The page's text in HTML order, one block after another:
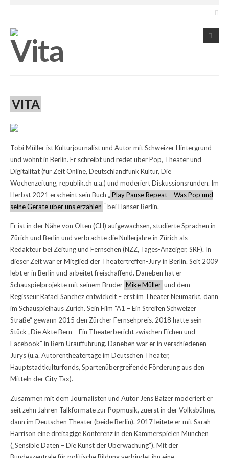
VITA
Tobi Müller ist Kulturjournalist und Autor mit Schweizer Hintergrund
und wohnt in Berlin. Er schreibt und redet über Pop, Theater und
Digitalität (für Zeit Online, Deutschlandfunk Kultur, Die
Wochenzeitung, republik.ch u.a.) und moderiert Diskussionsrunden. Im
Herbst 2021 erscheint sein Buch „ Play Pause Repeat – Was Pop und
seine Geräte über uns erzählen “ bei Hanser Berlin.
Er ist in der Nähe von Olten (CH) aufgewachsen, studierte Sprachen in
Zürich und Berlin und verbrachte die Nullerjahre in Zürich als
Redakteur bei Zeitung und Fernsehen (NZZ, Tages-Anzeiger, SRF). In
dieser Zeit war er Mitglied der Theatertreffen-Jury in Berlin. Seit 2009
lebt er in Berlin und arbeitet freischaffend. Daneben hat er
Schauspielprojekte mit seinem Bruder Mike Müller und dem
Regisseur Rafael Sanchez entwickelt – erst im Theater Neumarkt, dann
im Schauspielhaus Zürich. Sein Film “A1 – Ein Streifen Schweizer
Straße“ gewann 2015 den Zürcher Fernsehpreis. 2018 hatte sein
Stück „Die Akte Bern – Ein Theaterbericht zwischen Fichen und
Facebook“ in Bern Uraufführung. Daneben war er in verschiedenen
Jurys (u.a. Autorentheatertage im Deutschen Theater,
Hauptstadtkulturfonds, Spartenübergreifende Förderung aus den
Mitteln der City Tax).
Zusammen mit dem Journalisten und Autor Jens Balzer moderiert er
seit zehn Jahren Talkformate zur Popmusik, zuerst in der Volksbühne,
dann im Deutschen Theater (beide Berlin). 2017 leitete er mit Sarah
Harrison eine dreitägige Konferenz in den Kammerspielen München
(„Sensible Daten – Die Kunst der Überwachung“). Mit der